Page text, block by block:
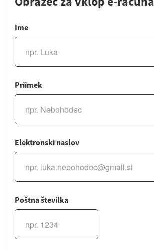
Ime
Priimek
Elektronski naslov
Poštna številka